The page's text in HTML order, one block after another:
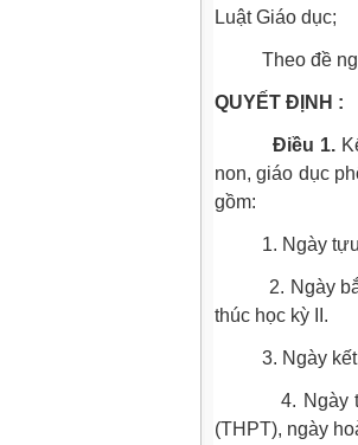
Luật Giáo dục;
Theo đề nghị
QUYẾT ĐỊNH :
Điều 1.
non, giáo dục
gồm:
1. Ngày tựu
2. Ngày bắt
thúc học kỳ II.
3. Ngày kết
4. Ngày thi
(THPT), ngày